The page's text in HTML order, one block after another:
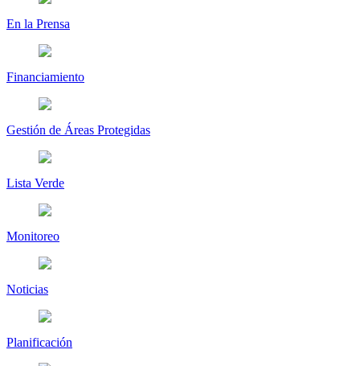
En la Prensa
Financiamiento
Gestión de Áreas Protegidas
Lista Verde
Monitoreo
Noticias
Planificación